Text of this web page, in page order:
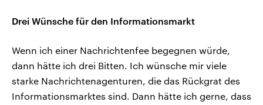
Drei Wünsche für den Informationsmarkt
Wenn ich einer Nachrichtenfee begegnen würde,
dann hätte ich drei Bitten. Ich wünsche mir viele
starke Nachrichtenagenturen, die das Rückgrat des
Informationsmarktes sind. Dann hätte ich gerne, dass